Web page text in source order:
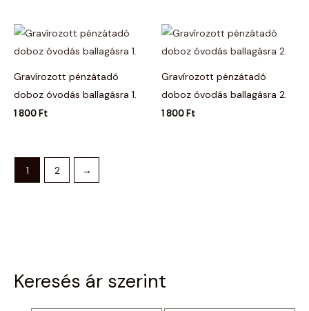
Keresés ár szerint
Gravírozott pénzátadó
doboz óvodás ballagásra 1.
1 800 Ft
Gravírozott pénzátadó
doboz óvodás ballagásra 2.
1 800 Ft
1 2 →